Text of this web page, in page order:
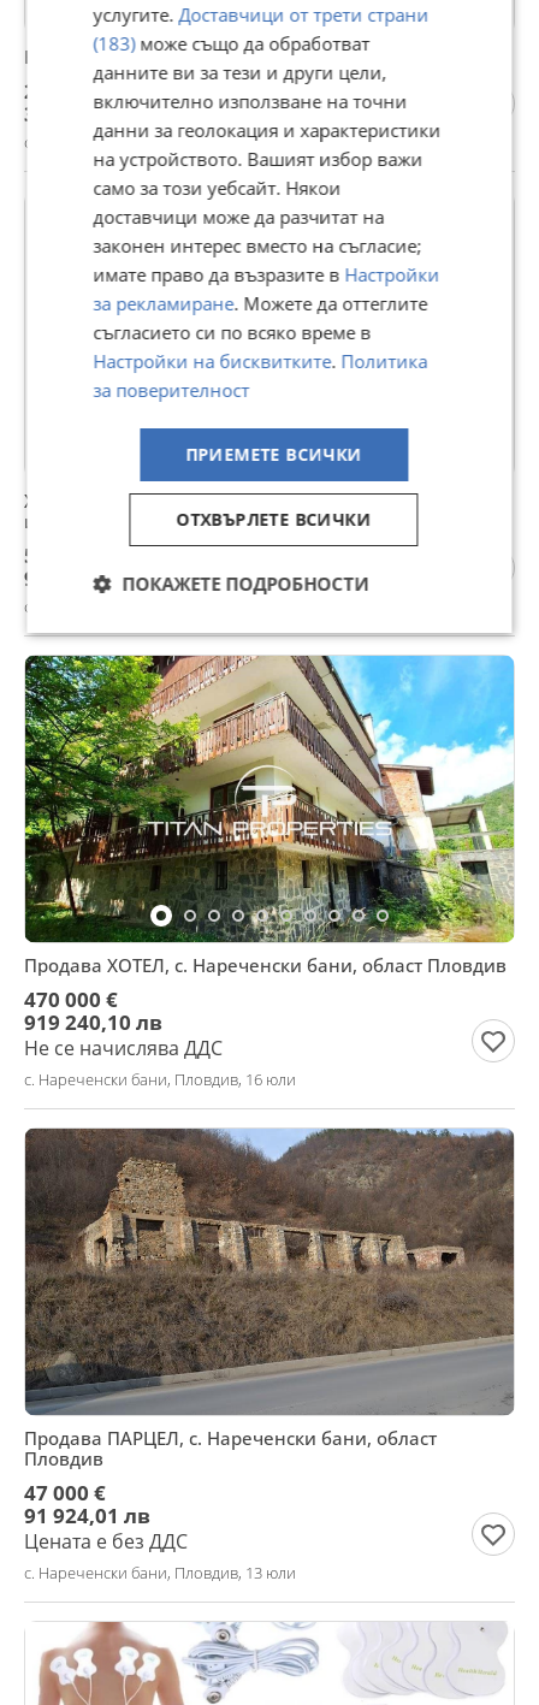
Безжичен видео звънец Smart Life
20 €
39,12 лв
с. Нареченски бани, Пловдив, 17 юли
Химикал проверка на фалшиви банкноти бърз
инструмент детектор на пари
5 €
9,78 лв
с. Нареченски бани, Пловдив, 17 юли
Продава ХОТЕЛ, с. Нареченски бани, област Пловдив
470 000 €
919 240,10 лв
Не се начислява ДДС
с. Нареченски бани, Пловдив, 16 юли
Продава ПАРЦЕЛ, с. Нареченски бани, област
Пловдив
47 000 €
91 924,01 лв
Цената е без ДДС
с. Нареченски бани, Пловдив, 13 юли
услугите.Доставчици от трети страни
(183)може също да обработват
данните ви за тези и други цели,
включително използване на точни
данни за геолокация и характеристики
на устройството. Вашият избор важи
само за този уебсайт. Някои
доставчици може да разчитат на
законен интерес вместо на съгласие;
имате право да възразите в Настройки
за рекламиране. Можете да оттеглите
съгласието си по всяко време в
Настройки на бисквитките. Политика
за поверителност
ПРИЕМЕТЕ ВСИЧКИ
ОТХВЪРЛЕТЕ ВСИЧКИ
ПОКАЖЕТЕ ПОДРОБНОСТИ